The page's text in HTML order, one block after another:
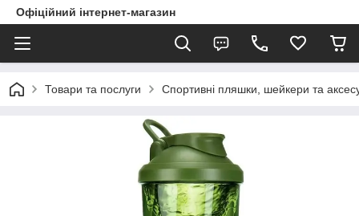
Офіційний інтернет-магазин
Товари та послуги Спортивні пляшки, шейкери та